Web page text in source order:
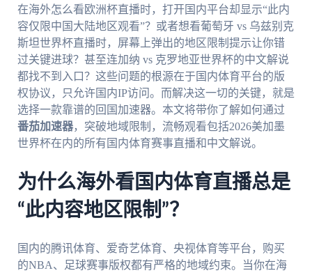
在海外怎么看欧洲杯直播时，打开国内平台却显示“此内
容仅限中国大陆地区观看”？或者想看葡萄牙 vs 乌兹别克
斯坦世界杯直播时，屏幕上弹出的地区限制提示让你错
过关键进球？甚至连加纳 vs 克罗地亚世界杯的中文解说
都找不到入口？这些问题的根源在于国内体育平台的版
权协议，只允许国内IP访问。而解决这一切的关键，就是
选择一款靠谱的回国加速器。本文将带你了解如何通过
番茄加速器，突破地域限制，流畅观看包括2026美加墨
世界杯在内的所有国内体育赛事直播和中文解说。
为什么海外看国内体育直播总是
“此内容地区限制”？
国内的腾讯体育、爱奇艺体育、央视体育等平台，购买
的NBA、足球赛事版权都有严格的地域约束。当你在海